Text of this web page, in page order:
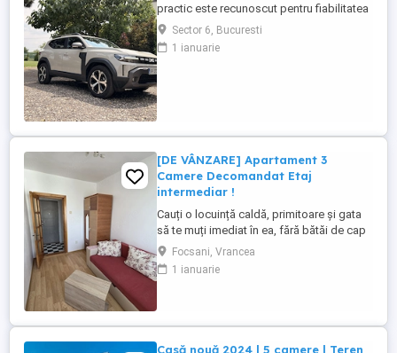
practic este recunoscut pentru fiabilitatea
sa și costurile reduse de întreținere.
Modelul oferă un nivel ridicat de confort și
siguranță, fiind potrivit atât pentru oraș,
Sector 6, Bucuresti
1 ianuarie
[DE VÂNZARE] Apartament 3
Camere Decomandat Etaj
intermediar !
Cauți o locuință caldă, primitoare și gata
să te muți imediat în ea, fără bătăi de cap
cu șantierele? Agenția House Avantaj îți
prezintă o proprietate excelentă în
Focșani, ideală pentru o familie sau ca
foarte accesibilă). De ...
Focsani, Vrancea
1 ianuarie
Casă nouă 2024 | 5 camere | Teren